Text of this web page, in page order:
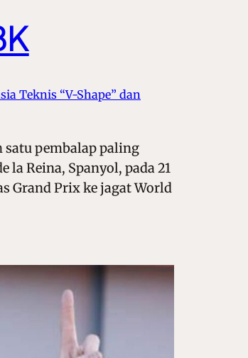
Teknis “V-Shape” dan
satu pembalap paling
Reina, Spanyol, pada 21
Grand Prix ke jagat World